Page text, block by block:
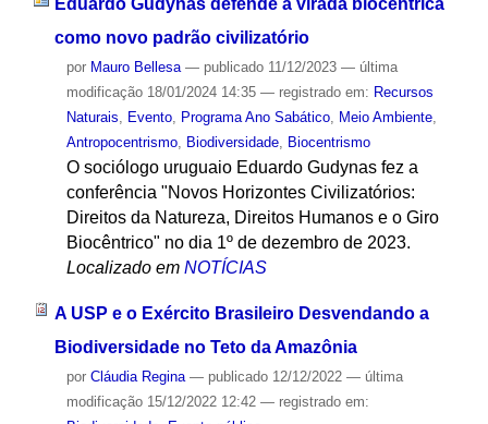
como novo padrão civilizatório
por Mauro Bellesa — publicado11/12/2023 — última
modificação18/01/2024 14:35 — registrado em: Recursos
Naturais
Evento, Programa Ano Sabático, Meio Ambiente,
Antropocentrismo, Biodiversidade, Biocentrismo
O sociólogo uruguaio Eduardo Gudynas fez a
conferência "Novos Horizontes Civilizatórios:
Direitos da Natureza, Direitos Humanos e o Giro
Biocêntrico" no dia 1º de dezembro de 2023.
Localizado em NOTÍCIAS
A USP e o Exército Brasileiro Desvendando a
Biodiversidade no Teto da Amazônia
por Cláudia Regina — publicado12/12/2022 — última
modificação15/12/2022 12:42 — registrado em: